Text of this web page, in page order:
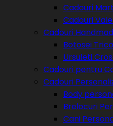
Cadouri
Cadouri
Cadouri
Botosei
Ursuleti
Cadouri pentru
Cadouri
Body
Brelocuri
Cani